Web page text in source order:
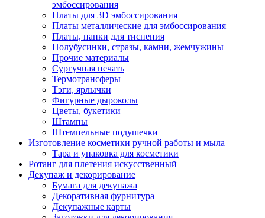
эмбоссирования
Платы для 3D эмбоссирования
Платы металлические для эмбоссирования
Платы, папки для тиснения
Полубусинки, стразы, камни, жемчужины
Прочие материалы
Сургучная печать
Термотрансферы
Тэги, ярлычки
Фигурные дыроколы
Цветы, букетики
Штампы
Штемпельные подушечки
Изготовление косметики ручной работы и мыла
Тара и упаковка для косметики
Ротанг для плетения искусственный
Декупаж и декорирование
Бумага для декупажа
Декоративная фурнитура
Декупажные карты